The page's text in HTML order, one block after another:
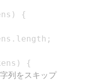
)
{
. length ;
)
{
列をスキップ